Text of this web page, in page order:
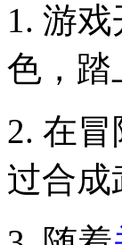
1. 游
色，踏
2. 在
过合成